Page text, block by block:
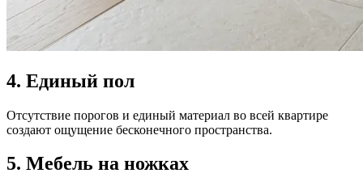
4. Единый пол
Отсутствие порогов и единый материал во всей квартире
создают ощущение бесконечного пространства.
5. Мебель на ножках